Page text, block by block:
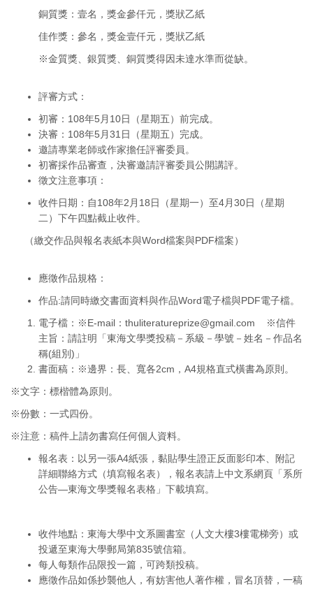
銅質獎：壹名，獎金參仟元，獎狀乙紙
佳作獎：參名，獎金壹仟元，獎狀乙紙
※金質獎、銀質獎、銅質獎得因未達水準而從缺。
評審方式：
初審：108年5月10日（星期五）前完成。
決審：108年5月31日（星期五）完成。
邀請專業老師或作家擔任評審委員。
初審採作品審查，決審邀請評審委員公開講評。
徵文注意事項：
收件日期：自108年2月18日（星期一）至4月30日（星期
二）下午四點截止收件。
（繳交作品與報名表紙本與Word檔案與PDF檔案）
應徵作品規格：
作品:請同時繳交書面資料與作品Word電子檔與PDF電子檔。
電子檔：※E-mail： thuliteratureprize@gmail.com ※信件
主旨：請註明「東海文學獎投稿－系級－學號－姓名－作品名
稱(組別)」
書面稿：※邊界：長、寬各2cm，A4規格直式橫書為原則。
※文字：標楷體為原則。
※份數：一式四份。
※注意：稿件上請勿書寫任何個人資料。
報名表：以另一張A4紙張，黏貼學生證正反面影印本、附記
詳細聯絡方式（填寫報名表），報名表請上中文系網頁「系所
公告—東海文學獎報名表格」下載填寫。
收件地點：東海大學中文系圖書室（人文大樓3樓電梯旁）或
投遞至東海大學郵局第835號信箱。
每人每類作品限投一篇，可跨類投稿。
應徵作品如係抄襲他人，有妨害他人著作權，冒名頂替，一稿